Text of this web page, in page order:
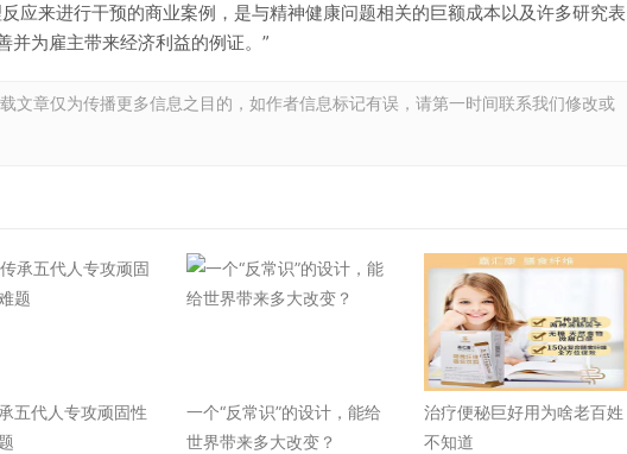
应来进行干预的商业案例，是与精神健康问题相关的巨额成本以及许多研究表
并为雇主带来经济利益的例证。”
文章仅为传播更多信息之目的，如作者信息标记有误，请第一时间联系我们修改或
五代人专攻顽固性
一个“反常识”的设计，能给
世界带来多大改变？
治疗便秘巨好用为啥老百姓
不知道